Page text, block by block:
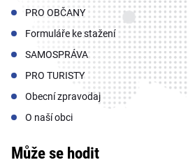
PRO OBČANY
Formuláře ke stažení
SAMOSPRÁVA
PRO TURISTY
Obecní zpravodaj
O naší obci
Může se hodit